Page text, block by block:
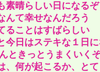
素晴らしい日になるぞ
て幸せなんだろう
ることはすばらしい
今日はステキな１日
ときっとうまくいく
、何が起こるか、と